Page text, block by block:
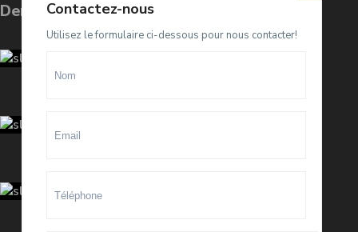
Dernières annonces
Contactez-nous
Utilisez le formulaire ci-dessous pour nous contacter!